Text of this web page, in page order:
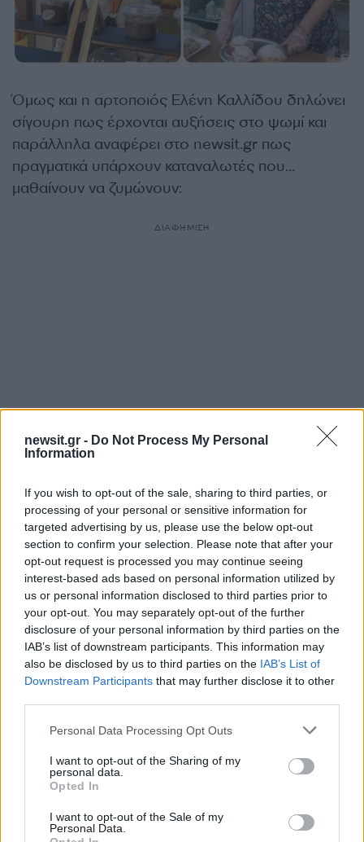
newsit.gr - Do Not Process My Personal
Information
If you wish to opt-out of the sale, sharing to third parties, or
processing of your personal or sensitive information for
targeted advertising by us, please use the below opt-out
section to confirm your selection. Please note that after your
opt-out request is processed you may continue seeing
interest-based ads based on personal information utilized by
us or personal information disclosed to third parties prior to
your opt-out. You may separately opt-out of the further
disclosure of your personal information by third parties on the
IAB’s list of downstream participants. This information may
also be disclosed by us to third parties on the IAB’s List of
Downstream Participants that may further disclose it to other
Please note that this website/app uses one or more Google
not limited to your visit or usage behaviour. You may click to
grant or deny consent to Google and its third-party tags to
use your data for below specified purposes in below Google
consent section.
Personal Data Processing Opt Outs
I want to opt-out of the Sharing of my
personal data.
Opted In
I want to opt-out of the Sale of my
Personal Data.
Όμως και η αρτοποιός Ελένη Καλλίδου δηλώνει
σίγουρη πως έρχονται αυξήσεις στο ψωμί και
παράλληλα αναφέρει στο newsit.gr πως
πραγματικά υπάρχουν καταναλωτές που…
μαθαίνουν να ζυμώνουν:
ΔΙΑΦΗΜΙΣΗ
«Μας έχουν ήδη ενημερώσει ότι υπάρχει ήδη
πολύ μεγάλη αύξηση στο αλεύρι. Τους
προηγούμενους μήνες κάναμε μία αύξηση στο
ψωμί περίπου στα δέκα λεπτά, όμως τώρα αυτή